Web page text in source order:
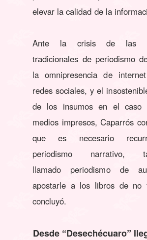
elevar la calidad de la
Ante la crisis de las
tradicionales de periodismo
la omnipresencia de
redes sociales, y el
de los insumos en el caso
medios impresos, Caparrós
que es necesario
periodismo narrativo,
llamado periodismo de
apostarle a los libros de no
concluyó.
Desde “Desechécuaro”